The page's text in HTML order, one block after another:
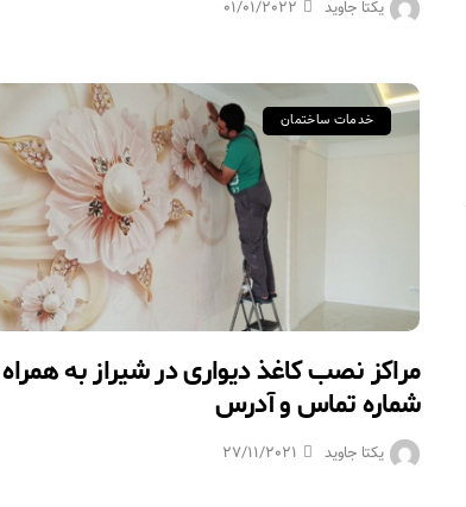
یکتا جاوید 01/01/2022
خدمات ساختمان
مراکز نصب کاغذ دیواری در شیراز به همراه
شماره تماس و آدرس
یکتا جاوید 27/11/2021